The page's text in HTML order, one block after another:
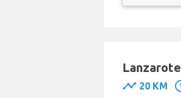
timeline 20 KM